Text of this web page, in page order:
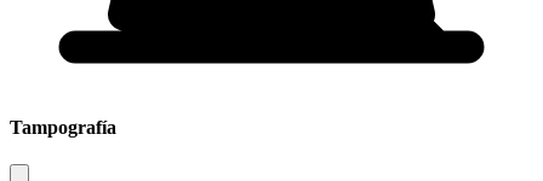
Tampografía